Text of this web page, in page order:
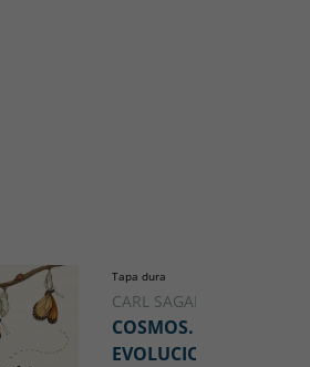
Tapa dura
CARL SAGAN
COSMOS. UNA
EVOLUCION COSMICA